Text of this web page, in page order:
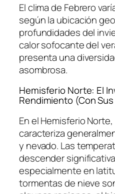
El clima de Febrero
según la ubicación
profundidades del
calor sofocante del
presenta una
asombrosa.
Hemisferio Norte: El
Rendimiento (Con
En el Hemisferio
caracteriza
y nevado. Las
descender
especialmente en
tormentas de nieve